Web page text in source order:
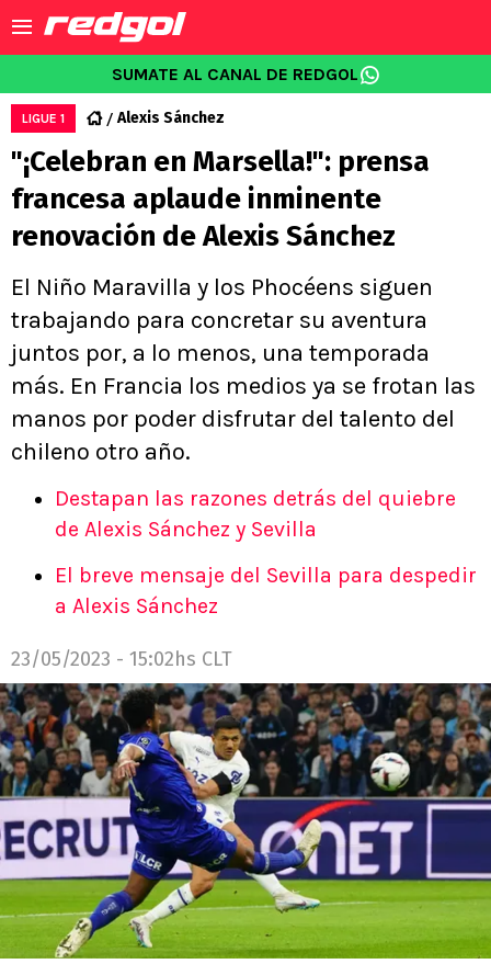
SUMATE AL CANAL DE REDGOL
LIGUE 1 Alexis Sánchez
"¡Celebran en Marsella!": prensa
francesa aplaude inminente
renovación de Alexis Sánchez
El Niño Maravilla y los Phocéens siguen
trabajando para concretar su aventura
juntos por, a lo menos, una temporada
más. En Francia los medios ya se frotan las
manos por poder disfrutar del talento del
chileno otro año.
Destapan las razones detrás del quiebre
de Alexis Sánchez y Sevilla
El breve mensaje del Sevilla para despedir
a Alexis Sánchez
23/05/2023 - 15:02hs CLT